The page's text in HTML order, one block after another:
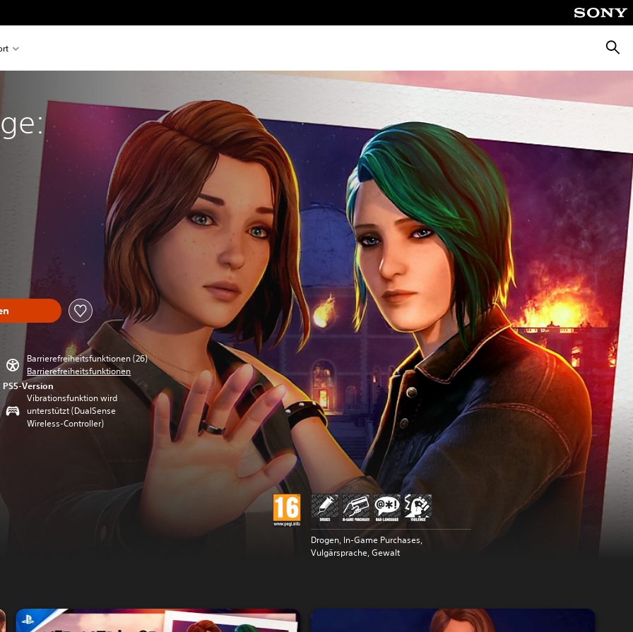
Barrierefreiheitsfunktionen (26)
Barrierefreiheitsfunktionen
PS5-Version
Vibrationsfunktion wird
unterstützt (DualSense
Wireless-Controller)
Drogen, In-Game Purchases,
Vulgärsprache, Gewalt